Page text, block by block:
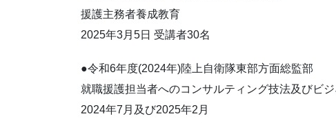
援護主務者養成教育
2025年3月5日 受講者30名
●令和6年度(2024年)陸上自衛隊東部方面総監部
就職援護担当者へのコンサルティング技法及びビ
2024年7月及び2025年2月